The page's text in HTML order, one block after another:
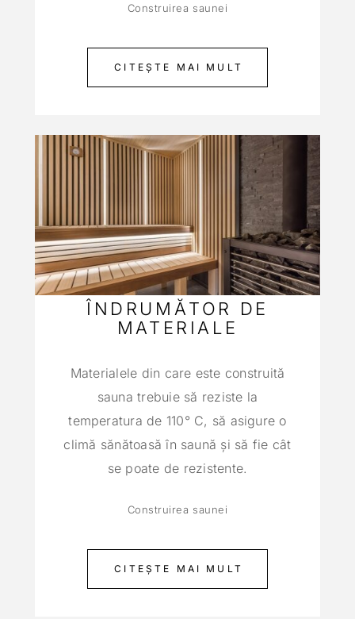
Construirea saunei
CITEȘTE MAI MULT
ÎNDRUMĂTOR DE
MATERIALE
Materialele din care este construită
sauna trebuie să reziste la
temperatura de 110° C, să asigure o
climă sănătoasă în saună și să fie cât
se poate de rezistente.
Construirea saunei
CITEȘTE MAI MULT